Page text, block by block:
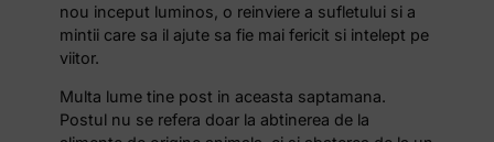
nou inceput luminos, o reinviere a sufletului si a
mintii care sa il ajute sa fie mai fericit si intelept pe
viitor.
Multa lume tine post in aceasta saptamana.
Postul nu se refera doar la abtinerea de la